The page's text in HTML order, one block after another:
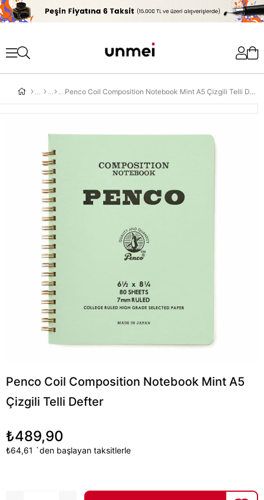
'
Penco Coil Composition Notebook Mint A5 Çizgili Telli Defter
Penco Coil Composition Notebook Mint A5
Çizgili Telli Defter
₺489,90
₺64,61 `den başlayan taksitlerle